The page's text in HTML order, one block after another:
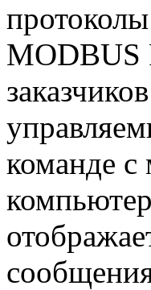
MODBUS
команде